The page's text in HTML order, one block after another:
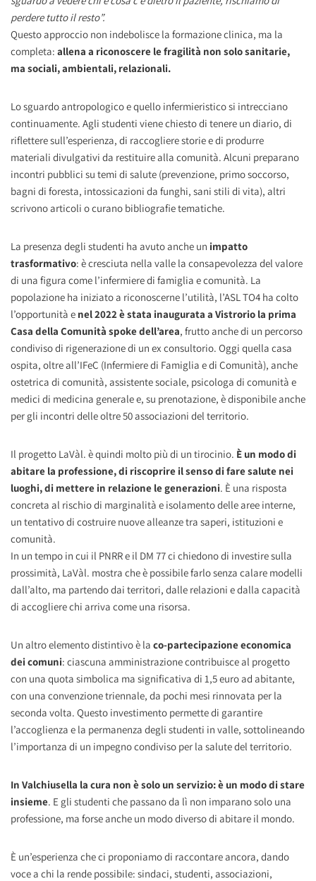
perdere tutto il resto”.
Questo approccio non indebolisce la formazione clinica, ma la
completa: allena a riconoscere le fragilità non solo sanitarie,
ma sociali, ambientali, relazionali.
Lo sguardo antropologico e quello infermieristico si intrecciano
continuamente. Agli studenti viene chiesto di tenere un diario, di
riflettere sull’esperienza, di raccogliere storie e di produrre
materiali divulgativi da restituire alla comunità. Alcuni preparano
incontri pubblici su temi di salute (prevenzione, primo soccorso,
bagni di foresta, intossicazioni da funghi, sani stili di vita), altri
scrivono articoli o curano bibliografie tematiche.
La presenza degli studenti ha avuto anche un impatto
trasformativo: è cresciuta nella valle la consapevolezza del valore
di una figura come l’infermiere di famiglia e comunità. La
popolazione ha iniziato a riconoscerne l’utilità, l’ASL TO4 ha colto
l’opportunità e nel 2022 è stata inaugurata a Vistrorio la prima
Casa della Comunità spoke dell’area, frutto anche di un percorso
condiviso di rigenerazione di un ex consultorio. Oggi quella casa
ospita, oltre all’IFeC (Infermiere di Famiglia e di Comunità), anche
ostetrica di comunità, assistente sociale, psicologa di comunità e
medici di medicina generale e, su prenotazione, è disponibile anche
per gli incontri delle oltre 50 associazioni del territorio.
Il progetto LaVàl. è quindi molto più di un tirocinio. È un modo di
abitare la professione, di riscoprire il senso di fare salute nei
luoghi, di mettere in relazione le generazioni. È una risposta
concreta al rischio di marginalità e isolamento delle aree interne,
un tentativo di costruire nuove alleanze tra saperi, istituzioni e
comunità.
In un tempo in cui il PNRR e il DM 77 ci chiedono di investire sulla
prossimità, LaVàl. mostra che è possibile farlo senza calare modelli
dall’alto, ma partendo dai territori, dalle relazioni e dalla capacità
di accogliere chi arriva come una risorsa.
Un altro elemento distintivo è la co-partecipazione economica
dei comuni: ciascuna amministrazione contribuisce al progetto
con una quota simbolica ma significativa di 1,5 euro ad abitante,
con una convenzione triennale, da pochi mesi rinnovata per la
seconda volta. Questo investimento permette di garantire
l’accoglienza e la permanenza degli studenti in valle, sottolineando
l’importanza di un impegno condiviso per la salute del territorio.
In Valchiusella la cura non è solo un servizio: è un modo di stare
insieme. E gli studenti che passano da lì non imparano solo una
professione, ma forse anche un modo diverso di abitare il mondo.
È un’esperienza che ci proponiamo di raccontare ancora, dando
voce a chi la rende possibile: sindaci, studenti, associazioni,